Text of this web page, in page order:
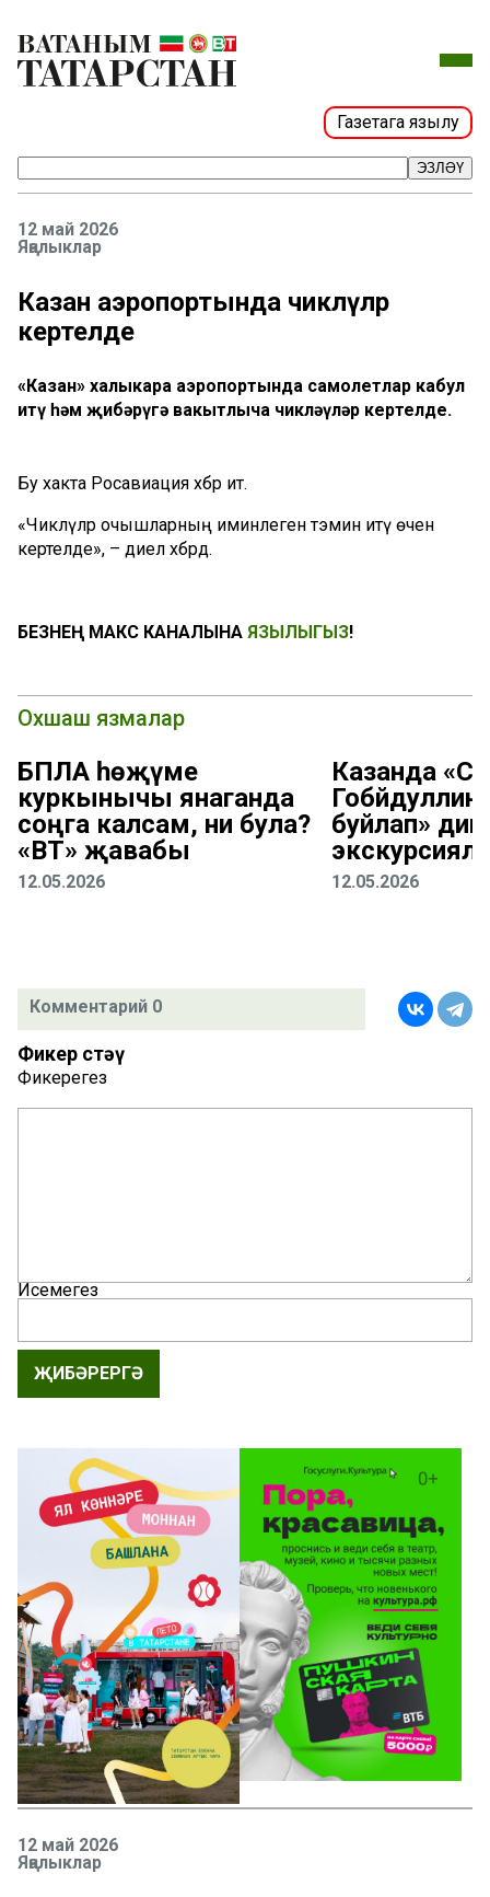
Газетага язылу
ЭЗЛӘҮ
12 май 2026
Яңалыклар
Казан аэропортында чикләүләр
кертелде
«Казан» халыкара аэропортында самолетлар кабул
итү һәм җибәрүгә вакытлыча чикләүләр кертелде.
Бу хакта Росавиация хәбәр итә.
«Чикләүләр очышларның иминлеген тәэмин итү өчен
кертелде», – диелә хәбәрдә.
БЕЗНЕҢ МАКС КАНАЛЫНА ЯЗЫЛЫГЫЗ!
Охшаш язмалар
БПЛА һөҗүме
куркынычы янаганда
соңга калсам, ни була?
«ВТ» җавабы
12.05.2026
Казанда
буйлап» дип
экскурсияләр
12.05.2026
Комментарий 0
Фикер өстәү
Фикерегез
Исемегез
ҖИБӘРЕРГӘ
12 май 2026
Яңалыклар